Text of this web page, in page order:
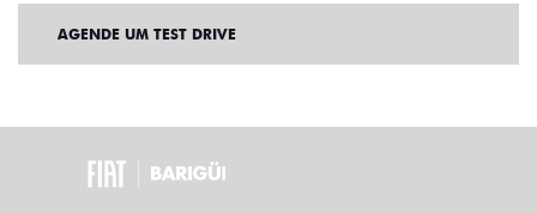
AGENDE UM TEST DRIVE